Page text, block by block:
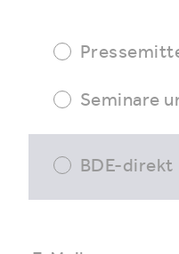
Seminare
BDE-direkt